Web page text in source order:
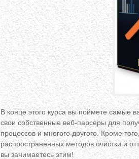
В конце этого курса вы поймете самые
свои собственные веб-парсеры для
процессов и многого другого. Кроме
распространенных методов очистки и
вы занимаетесь этим!